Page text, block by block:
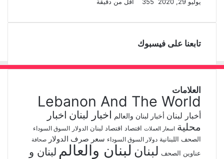
ي
ب
ك
Xي
ك
إ
ا
س
ب
ي
ق
ا
تابعنا على فيسبوك
العلامات
Lebanon And The World
أخبار لبنان أخبار لبنان والعالم اخبار لبنان اخبار
محلية اسعار العملات اقتصاد اقتصاد لبنان الدولار السوق السوداء
الصحف اللبنانية دولار السوق السوداء سعر صرف الدولار صحافة
عناوين الصحف لبنان لبنان والعالم لبنان و